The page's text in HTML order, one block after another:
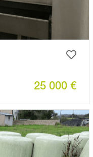
25 000 €